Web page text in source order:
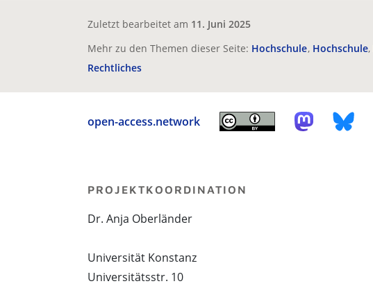
Zuletzt bearbeitet am 11. Juni 2025
Mehr zu den Themen dieser Seite: Hochschule Hochschule
Rechtliches
open-access.network
PROJEKTKOORDINATION
Dr. Anja Oberländer
Universität Konstanz
Universitätsstr. 10